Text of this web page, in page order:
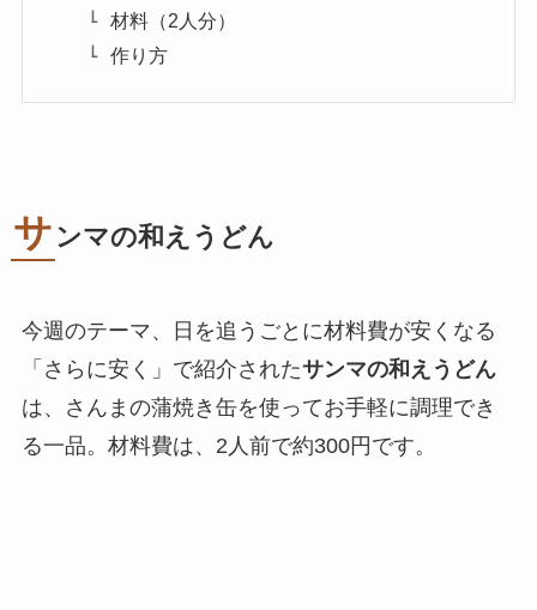
材料（2人分）
作り方
サ ンマの和えうどん
今週のテーマ、日を追うごとに材料費が安くなる
「さらに安く」で紹介されたサンマの和えうどん
は、さんまの蒲焼き缶を使ってお手軽に調理でき
る一品。材料費は、2人前で約300円です。